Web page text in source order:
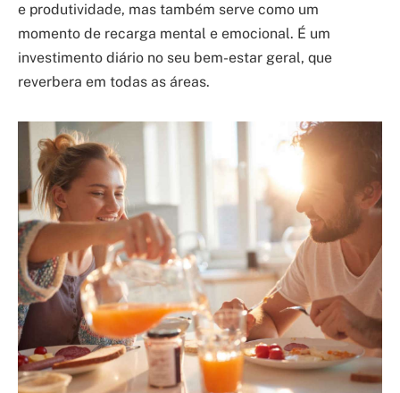
e produtividade, mas também serve como um
momento de recarga mental e emocional. É um
investimento diário no seu bem-estar geral, que
reverbera em todas as áreas.